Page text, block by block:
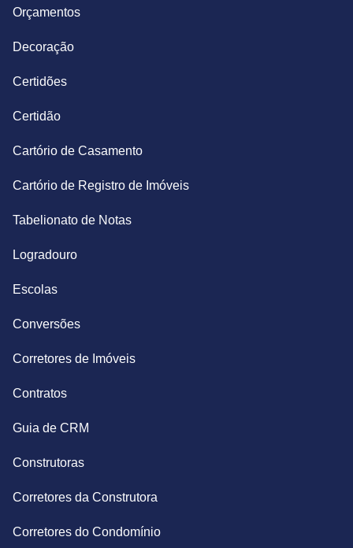
Orçamentos
Decoração
Certidões
Certidão
Cartório de Casamento
Cartório de Registro de Imóveis
Tabelionato de Notas
Logradouro
Escolas
Conversões
Corretores de Imóveis
Contratos
Guia de CRM
Construtoras
Corretores da Construtora
Corretores do Condomínio